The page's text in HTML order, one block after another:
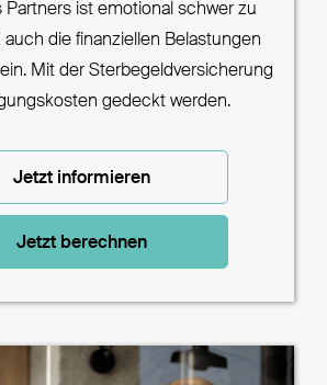
Partners ist emotional schwer zu
auch die finanziellen Belastungen
Mit der Sterbegeldversicherung
gedeckt werden.
Jetzt informieren
Jetzt berechnen